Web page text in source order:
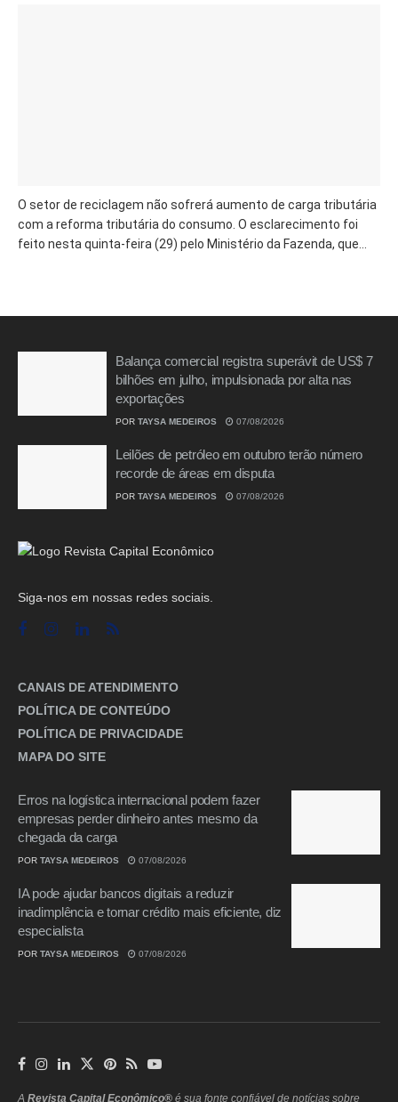
O setor de reciclagem não sofrerá aumento de carga tributária
com a reforma tributária do consumo. O esclarecimento foi
feito nesta quinta-feira (29) pelo Ministério da Fazenda, que...
Balança comercial registra superávit de US$ 7
bilhões em julho, impulsionada por alta nas
exportações
POR TAYSA MEDEIROS 07/08/2026
Leilões de petróleo em outubro terão número
recorde de áreas em disputa
POR TAYSA MEDEIROS 07/08/2026
Siga-nos em nossas redes sociais.
CANAIS DE ATENDIMENTO
POLÍTICA DE CONTEÚDO
POLÍTICA DE PRIVACIDADE
MAPA DO SITE
Erros na logística internacional podem fazer
empresas perder dinheiro antes mesmo da
chegada da carga
POR TAYSA MEDEIROS 07/08/2026
IA pode ajudar bancos digitais a reduzir
inadimplência e tornar crédito mais eficiente, diz
especialista
POR TAYSA MEDEIROS 07/08/2026
A Revista Capital Econômico® é sua fonte confiável de notícias sobre